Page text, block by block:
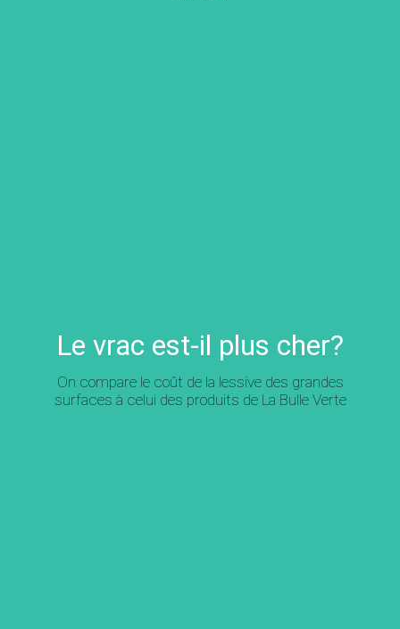
Le vrac est-il plus cher?
On compare le coût de la lessive des grandes
surfaces à celui des produits de La Bulle Verte